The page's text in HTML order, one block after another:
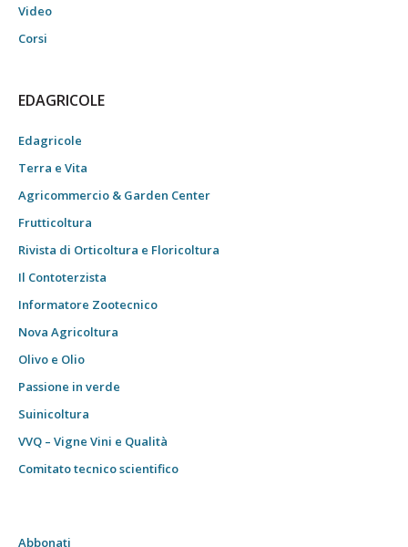
Video
Corsi
EDAGRICOLE
Edagricole
Terra e Vita
Agricommercio & Garden Center
Frutticoltura
Rivista di Orticoltura e Floricoltura
Il Contoterzista
Informatore Zootecnico
Nova Agricoltura
Olivo e Olio
Passione in verde
Suinicoltura
VVQ – Vigne Vini e Qualità
Comitato tecnico scientifico
Abbonati